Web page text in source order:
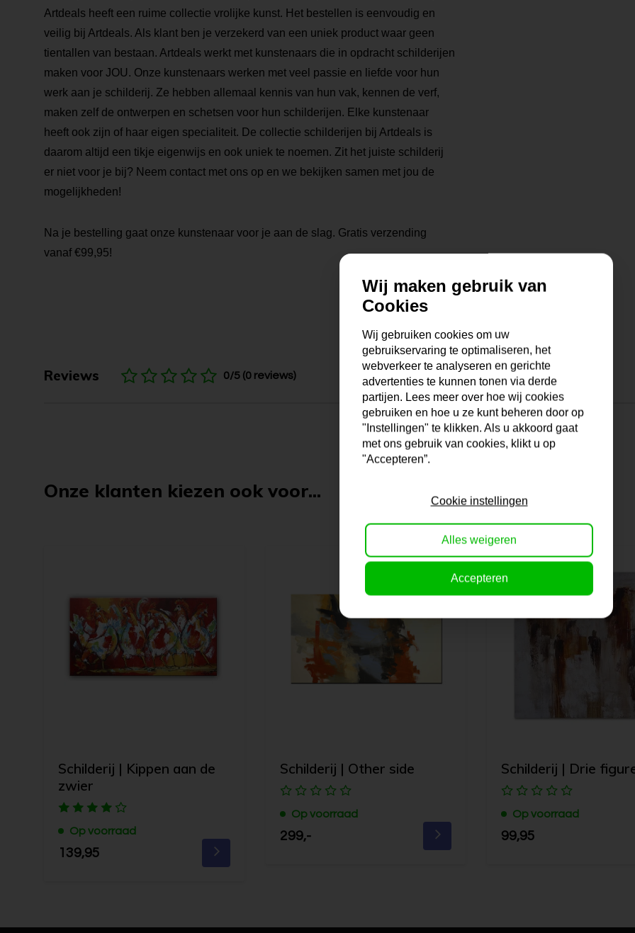
Artdeals heeft een ruime collectie vrolijke kunst. Het bestellen is eenvoudig en
veilig bij Artdeals. Als klant ben je verzekerd van een uniek product waar geen
tientallen van bestaan. Artdeals werkt met kunstenaars die in opdracht schilderijen
maken voor JOU. Onze kunstenaars werken met veel passie en liefde voor hun
werk aan je schilderij. Ze hebben allemaal kennis van hun vak, kennen de verf,
maken zelf de ontwerpen en schetsen voor hun schilderijen. Elke kunstenaar
heeft ook zijn of haar eigen specialiteit. De collectie schilderijen bij Artdeals is
daarom altijd een tikje eigenwijs en ook uniek te noemen. Zit het juiste schilderij
er niet voor je bij? Neem contact met ons op en we bekijken samen met jou de
mogelijkheden!
Na je bestelling gaat onze kunstenaar voor je aan de slag. Gratis verzending
vanaf €99,95!
Reviews 0/5 (0 reviews)
Onze klanten kiezen ook voor...
Schilderij | Kippen aan de
zwier
Op voorraad
139,95
Schilderij | Other side
Op voorraad
299,-
Schilderij | Drie
Op voorraad
99,95
Wij maken gebruik van
Cookies
Wij gebruiken cookies om uw
gebruikservaring te optimaliseren, het
webverkeer te analyseren en gerichte
advertenties te kunnen tonen via derde
partijen. Lees meer over hoe wij cookies
gebruiken en hoe u ze kunt beheren door op
"Instellingen" te klikken. Als u akkoord gaat
met ons gebruik van cookies, klikt u op
"Accepteren”.
Cookie instellingen
Alles weigeren
Accepteren